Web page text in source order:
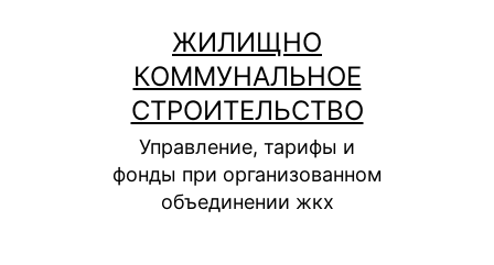
содержимому
ЖИЛИЩНО
КОММУНАЛЬНОЕ
СТРОИТЕЛЬСТВО
Управление, тарифы и
фонды при организованном
объединении жкх